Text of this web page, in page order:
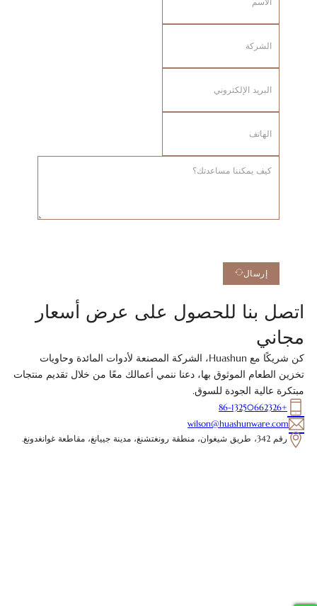
اتصل بنا للحصول على عرض أسعار
مجاني
كن شريكًا مع Huashun، الشركة المصنعة لأدوات المائدة وحاويات
تخزين الطعام الموثوق بها، دعنا ننمي أعمالك معًا من خلال تقديم منتجات
مبتكرة عالية الجودة للسوق.
+86-13250662326
wilson@huashunware.com
رقم 342، طريق شيغوان، منطقة رونغتشنغ، مدينة جييانغ، مقاطعة غوانغدونغ.
إرسال